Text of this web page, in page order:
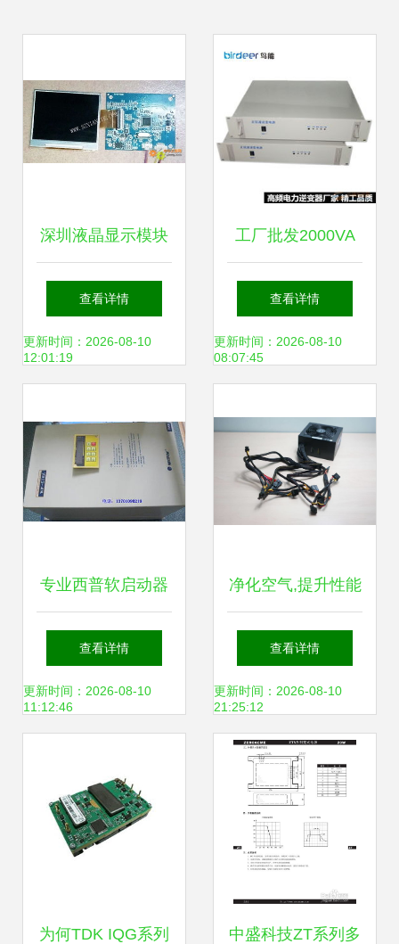
深圳液晶显示模块
工厂 2.5寸数字模
块与电源模块的创
查看详情
更新时间：2026-08-10
12:01:19
工厂批发2000VA
高频电力逆变器
DC220V转
源解决方案
查看详情
更新时间：2026-08-10
08:07:45
专业西普软启动器
维修 供应信息
查看详情
更新时间：2026-08-10
11:12:46
净化空气,提升性能
艾湃电竞ap 550ti
电源体验
查看详情
更新时间：2026-08-10
21:25:12
为何TDK IQG系列 中盛科技ZT系列多